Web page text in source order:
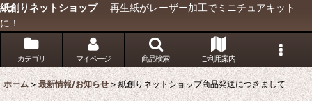
紙創りネットショップ再生紙がレーザー加工でミニチュアキット
に！
カテゴリ マイページ 商品検索 ご利用案内
ホーム > 最新情報/お知らせ > 紙創りネットショップ商品発送につきまして